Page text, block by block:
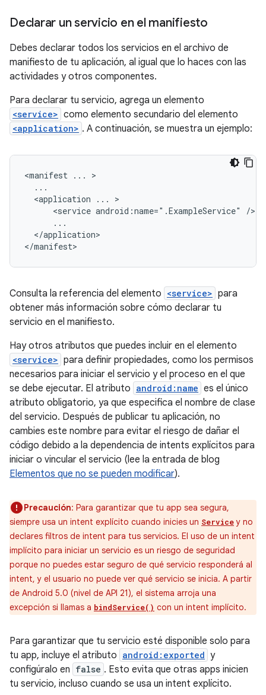
Declarar un servicio en el manifiesto
Debes declarar todos los servicios en el archivo de
manifiesto de tu aplicación, al igual que lo haces con las
actividades y otros componentes.
Para declarar tu servicio, agrega un elemento
<service> como elemento secundario del elemento
<application> . A continuación, se muestra un ejemplo:
<manifest ...
<application
...
<service android:name=".ExampleService"
</application>
</manifest>
Consulta la referencia del elemento <service> para
obtener más información sobre cómo declarar tu
servicio en el manifiesto.
Hay otros atributos que puedes incluir en el elemento
<service> para definir propiedades, como los permisos
necesarios para iniciar el servicio y el proceso en el que
se debe ejecutar. El atributo android:name es el único
atributo obligatorio, ya que especifica el nombre de clase
del servicio. Después de publicar tu aplicación, no
cambies este nombre para evitar el riesgo de dañar el
código debido a la dependencia de intents explícitos para
iniciar o vincular el servicio (lee la entrada de blog
Elementos que no se pueden modificar).
Precaución: Para garantizar que tu app sea segura,
siempre usa un intent explícito cuando inicies un Servicey no
declares filtros de intent para tus servicios. El uso de un intent
implícito para iniciar un servicio es un riesgo de seguridad
porque no puedes estar seguro de qué servicio responderá al
intent, y el usuario no puede ver qué servicio se inicia. A partir
de Android 5.0 (nivel de API 21), el sistema arroja una
excepción si llamas a bindService() con un intent implícito.
Para garantizar que tu servicio esté disponible solo para
tu app, incluye el atributo android:exported y
configúralo en false . Esto evita que otras apps inicien
tu servicio, incluso cuando se usa un intent explícito.